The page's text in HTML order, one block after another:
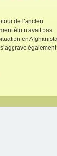
de l’ancien
élu n’avait pas
en
également.